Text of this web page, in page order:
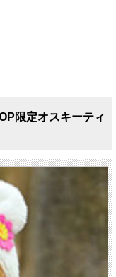
限定オスキーティ